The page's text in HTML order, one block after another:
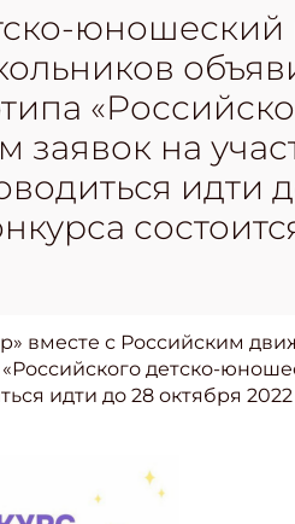
юношеский
на
идти
вместе с Российским
детско-
идти до 28 октября